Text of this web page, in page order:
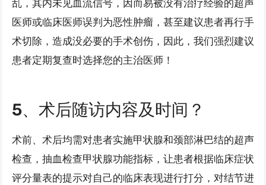
乱，其内未见血流信号，因而易被没有治疗经验的超声
医师或临床医师误判为恶性肿瘤，甚至建议患者再行手
术切除，造成没必要的手术创伤，因此，我们强烈建议
患者定期复查时选择您的主治医师！
5、术后随访内容及时间？
术前、术后均需对患者实施甲状腺和颈部淋巴结的超声
检查，抽血检查甲状腺功能指标，让患者根据临床症状
评分量表的提示对自己的临床表现进行打分，对结节进